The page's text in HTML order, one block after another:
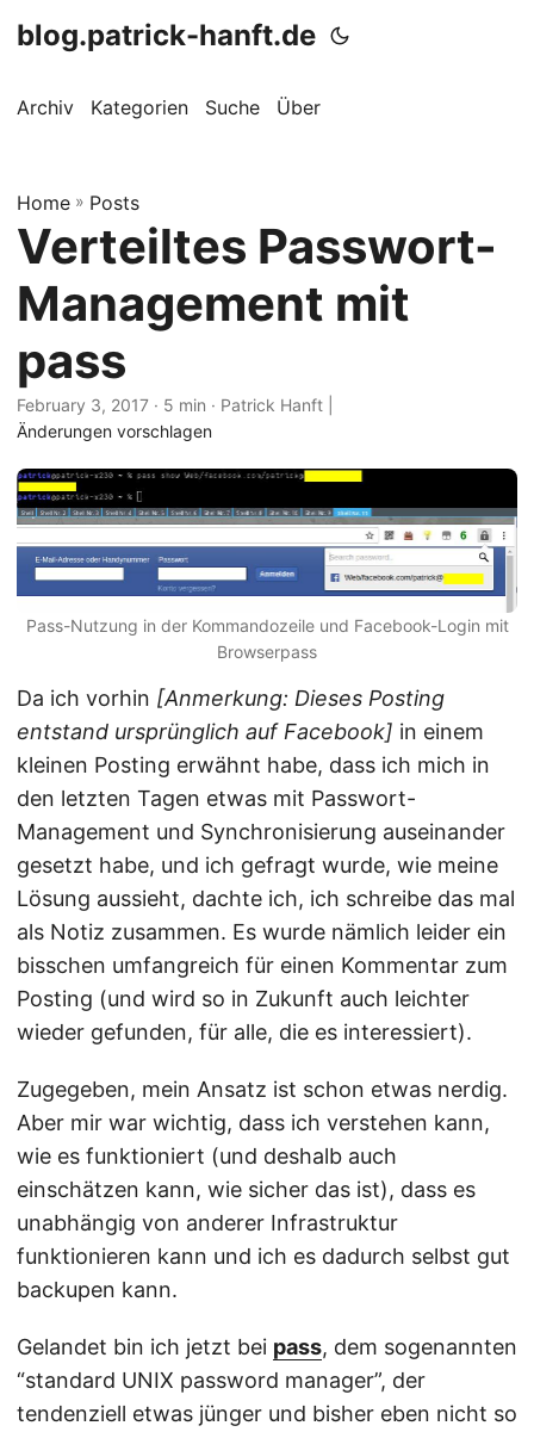
blog.patrick-hanft.de
Archiv Kategorien Suche Über
Home » Posts
Verteiltes Passwort-
Management mit
pass
February 3, 2017 · 5 min · Patrick Hanft |
Änderungen vorschlagen
Pass-Nutzung in der Kommandozeile und Facebook-Login mit
Browserpass
Da ich vorhin [Anmerkung: Dieses Posting
entstand ursprünglich auf Facebook] in einem
kleinen Posting erwähnt habe, dass ich mich in
den letzten Tagen etwas mit Passwort-
Management und Synchronisierung auseinander
gesetzt habe, und ich gefragt wurde, wie meine
Lösung aussieht, dachte ich, ich schreibe das mal
als Notiz zusammen. Es wurde nämlich leider ein
bisschen umfangreich für einen Kommentar zum
Posting (und wird so in Zukunft auch leichter
wieder gefunden, für alle, die es interessiert).
Zugegeben, mein Ansatz ist schon etwas nerdig.
Aber mir war wichtig, dass ich verstehen kann,
wie es funktioniert (und deshalb auch
einschätzen kann, wie sicher das ist), dass es
unabhängig von anderer Infrastruktur
funktionieren kann und ich es dadurch selbst gut
backupen kann.
Gelandet bin ich jetzt bei pass, dem sogenannten
“standard UNIX password manager”, der
tendenziell etwas jünger und bisher eben nicht so